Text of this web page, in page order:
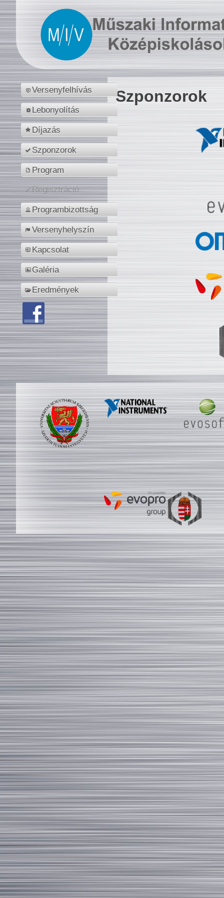
Versenyfelhívás
Lebonyolítás
Díjazás
Szponzorok
Program
Regisztráció
Programbizottság
Versenyhelyszín
Kapcsolat
Galéria
Eredmények
Szponzorok